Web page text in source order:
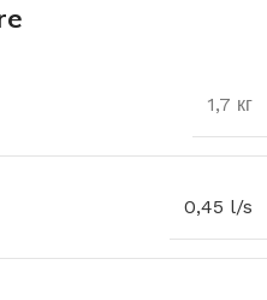
1,7 кг
0,45 l/s